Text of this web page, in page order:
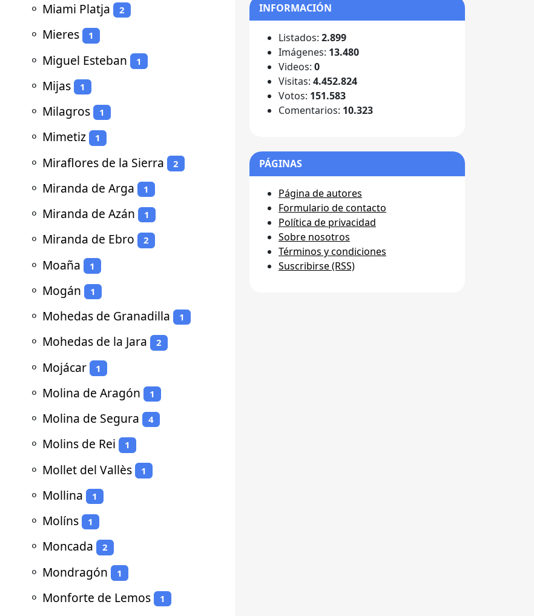
⚬ Miami Platja 2
⚬ Mieres 1
⚬ Miguel Esteban 1
⚬ Mijas 1
⚬ Milagros 1
⚬ Mimetiz 1
⚬ Miraflores de la Sierra 2
⚬ Miranda de Arga 1
⚬ Miranda de Azán 1
⚬ Miranda de Ebro 2
⚬ Moaña 1
⚬ Mogán 1
⚬ Mohedas de Granadilla 1
⚬ Mohedas de la Jara 2
⚬ Mojácar 1
⚬ Molina de Aragón 1
⚬ Molina de Segura 4
⚬ Molins de Rei 1
⚬ Mollet del Vallès 1
⚬ Mollina 1
⚬ Molíns 1
⚬ Moncada 2
⚬ Mondragón 1
⚬ Monforte de Lemos 1
INFORMACIÓN
Listados: 2.899
Imágenes: 13.480
Videos: 0
Visitas: 4.452.824
Votos: 151.583
Comentarios: 10.323
PÁGINAS
Página de autores
Formulario de contacto
Política de privacidad
Sobre nosotros
Términos y condiciones
Suscribirse (RSS)